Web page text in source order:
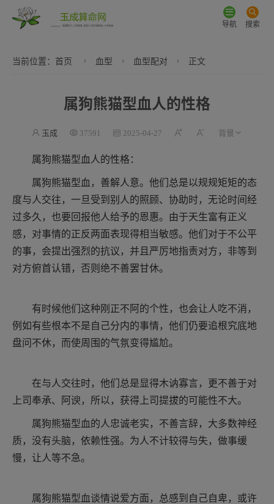
导航 搜索
当前位置： 首页 血型 血型配对 正文
属狗熊猫型血人的性格
玉成 37591 2025-04-27
属狗熊猫型血人的性格：
属狗熊猫型血，善解人意。他们总是以规规矩矩的态
度与人交往，一旦受到别人的照顾、协助时，无论时间经
过多久，也要回报他人给予的恩惠。由于天生富有正义
感，对事情的正反两面表现得相当敏感。他们对于不公平
的事，会提出强烈的抗议，并且严厉地指责对方，非等到
对方俯首认错，否则绝不善罢甘休。
有时候他们这种刚正不阿的个性，也会让人吃不消，
例如有些根本不是自己分内的事情，他们仍要追根究底地
盘问不休，而使周围的气氛变得尴尬。
在与人交往时，他们总是显得木讷寡言，更不善于对
上司奉承、阿谀，所以，获得上司提拔的可能性不大。
属狗熊猫型血的人忠诚老实，不善言辞，大多数神经
质，没有头脑，依赖性强。为人不计较得与失，做事缓
慢，让人等不急。
属狗熊猫型血谈情说爱方面，总感到自己自卑，或许